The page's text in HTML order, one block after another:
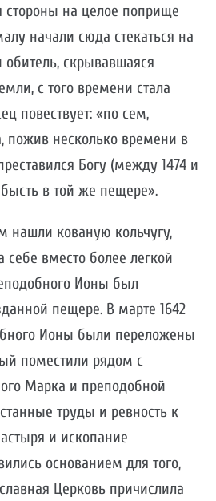
на целое поприще
начали сюда стекаться на
обитель, скрывавшаяся
с того времени стала
повествует: «по сем,
пожив несколько времени в
Богу (между 1474 и
бысть в той же пещере».
нашли кованую кольчугу,
себе вместо более легкой
Ионы был
пещере. В марте 1642
Ионы были переложены
поместили рядом с
Марка и преподобной
труды и ревность к
и ископание
основанием для того,
Церковь причислила